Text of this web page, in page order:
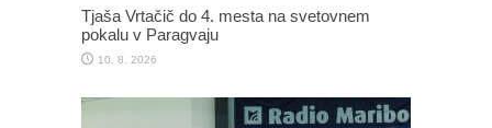
Tjaša Vrtačič do 4. mesta na svetovnem
pokalu v Paragvaju
10. 8. 2026